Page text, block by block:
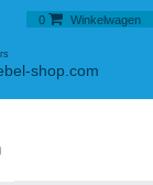
0 Winkelwagen
shop.com